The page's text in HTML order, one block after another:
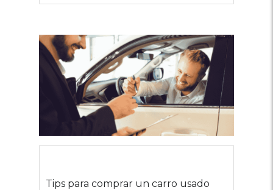
Tips para comprar un carro usado